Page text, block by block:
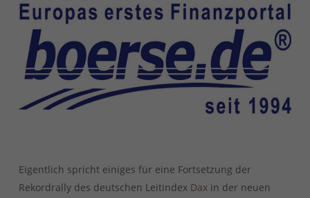
Eigentlich spricht einiges für eine Fortsetzung der
Rekordrally des deutschen Leitindex Daxin der neuen